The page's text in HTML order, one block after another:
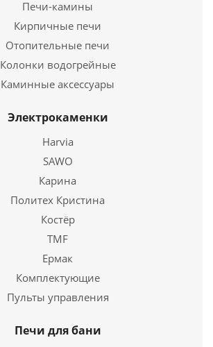
Чугун)
56 950руб.
Подробнее
Печи-камины
Кирпичные печи
Отопительные печи
Колонки водогрейные
Каминные аксессуары
Электрокаменки
Harvia
SAWO
Карина
Политех Кристина
Костёр
TMF
Ермак
Комплектующие
Пульты управления
Печи для бани